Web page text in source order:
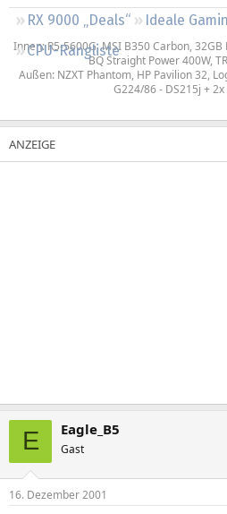
RX 9000 „Deals“
Ideale
CPU-Rangliste
Innen: R5-5600G, MSI B350 Carbon, 32GB
BQ Straight Power 400W,
Außen: NZXT Phantom, HP Pavilion 32,
G224/86 - DS215j +
E Eagle_B5
Gast
16. Dezember 2001